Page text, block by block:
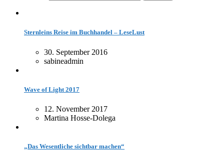
Sternleins Reise im Buchhandel – LeseLust
30. September 2016
sabineadmin
Wave of Light 2017
12. November 2017
Martina Hosse-Dolega
„Das Wesentliche sichtbar machen“